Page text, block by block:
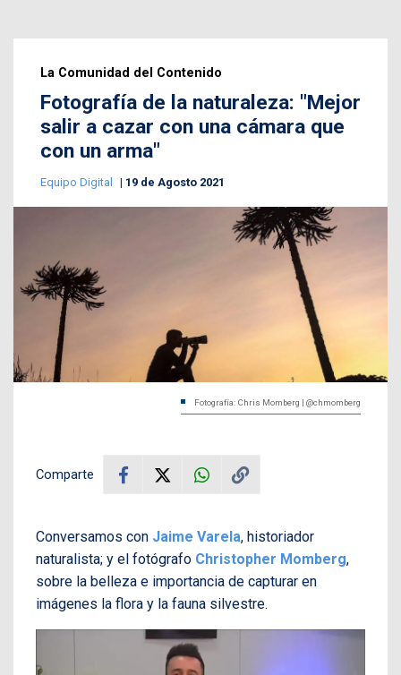
La Comunidad del Contenido
Fotografía de la naturaleza: "Mejor
salir a cazar con una cámara que
con un arma"
Equipo Digital 19 de Agosto 2021
Fotografía: Chris Momberg | @chmomberg
Comparte
Conversamos con Jaime Varela, historiador
naturalista; y el fotógrafo Christopher Momberg,
sobre la belleza e importancia de capturar en
imágenes la flora y la fauna silvestre.